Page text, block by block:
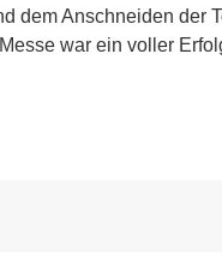
dem Anschneiden der
war ein voller